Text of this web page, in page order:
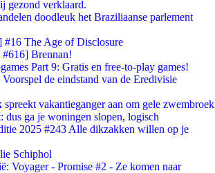
gezond verklaard.
doodleuk het Braziliaanse parlement
The Age of Disclosure
#616] Brennan!
Part 9: Gratis en free-to-play games!
de eindstand van de Eredivisie
vakantieganger aan om gele zwembroek
dus ga je woningen slopen, logisch
2025 #243 Alle dikzakken willen op je
Schiphol
Voyager - Promise #2 - Ze komen naar